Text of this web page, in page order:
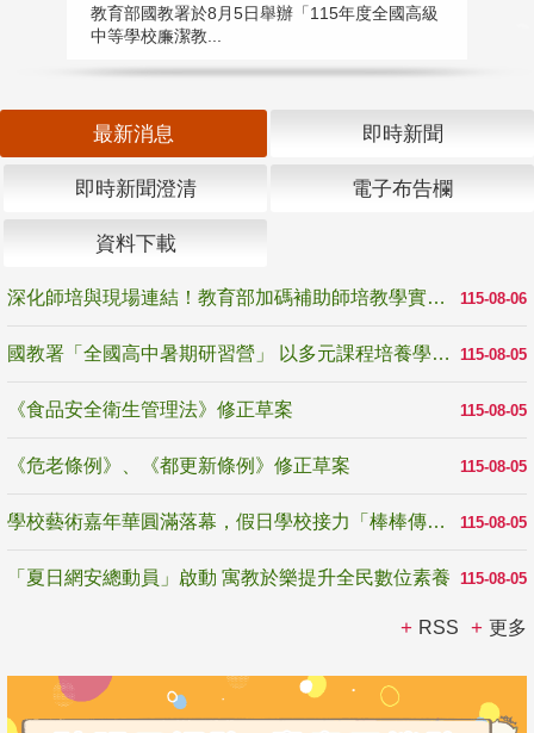
教育部國教署於8月5日舉辦「115年度全國高級
中等學校廉潔教...
最新消息 即時新聞
即時新聞澄清 電子布告欄
資料下載
115-08-06
深化師培與現場連結！教育部加碼補助師培教學實踐研究 10月師培國際研討會交流教學實踐經驗
115-08-05
國教署「全國高中暑期研習營」 以多元課程培養學生瞭解誠信專業與倫理價值
115-08-05
《食品安全衛生管理法》修正草案
115-08-05
《危老條例》、《都更新條例》修正草案
115-08-05
學校藝術嘉年華圓滿落幕，假日學校接力「棒棒傳美感」
115-08-05
「夏日網安總動員」啟動 寓教於樂提升全民數位素養
RSS 更多